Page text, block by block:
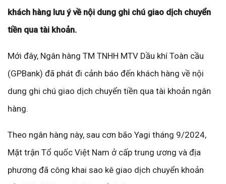
khách hàng lưu ý về nội dung ghi chú giao dịch chuyển
tiền qua tài khoản.
Mới đây, Ngân hàng TM TNHH MTV Dầu khí Toàn cầu
(GPBank) đã phát đi cảnh báo đến khách hàng về nội
dung ghi chú giao dịch chuyển tiền qua tài khoản ngân
hàng.
Theo ngân hàng này, sau cơn bão Yagi tháng 9/2024,
Mặt trận Tổ quốc Việt Nam ở cấp trung ương và địa
phương đã công khai sao kê giao dịch chuyển khoản